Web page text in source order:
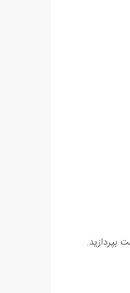
بپردازید.